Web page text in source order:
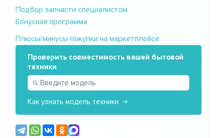
Подбор запчасти специалистом
Бонусная программа
Плюсы/минусы покупки на маркетплейсе
Проверить совместимость вашей бытовой
техники
Как узнать модель техники